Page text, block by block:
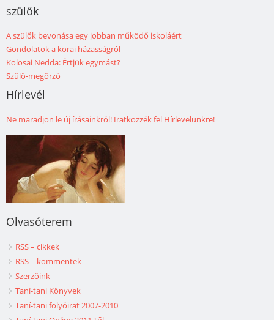
szülők
A szülők bevonása egy jobban működő iskoláért
Gondolatok a korai házasságról
Kolosai Nedda: Értjük egymást?
Szülő-megőrző
Hírlevél
Ne maradjon le új írásainkról! Iratkozzék fel Hírlevelünkre!
Olvasóterem
RSS – cikkek
RSS – kommentek
Szerzőink
Taní-tani Könyvek
Taní-tani folyóirat 2007-2010